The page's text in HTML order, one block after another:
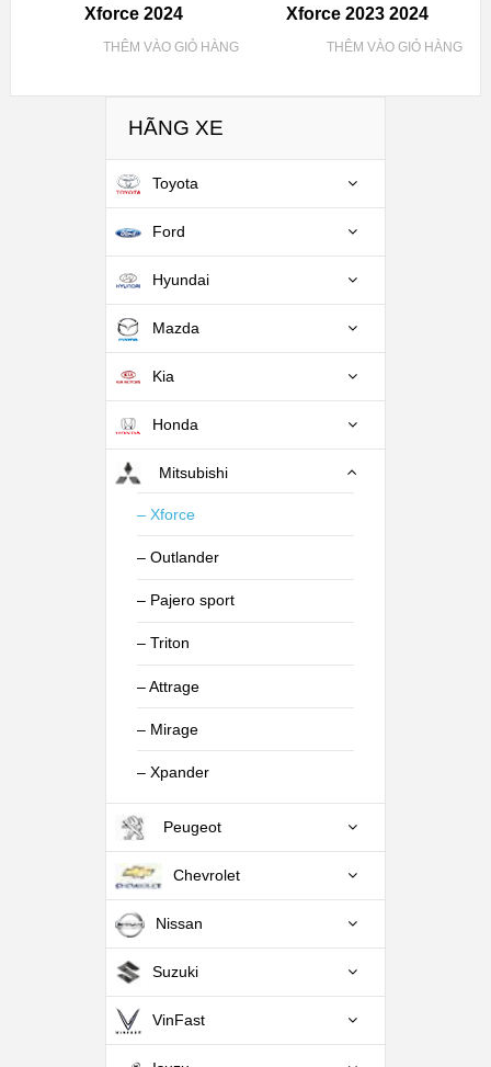
Xforce 2024
THÊM VÀO GIỎ HÀNG
Xforce 2023 2024
THÊM VÀO GIỎ HÀNG
HÃNG XE
Toyota
Ford
Hyundai
Mazda
Kia
Honda
Mitsubishi
– Xforce
– Outlander
– Pajero sport
– Triton
– Attrage
– Mirage
– Xpander
Peugeot
Chevrolet
Nissan
Suzuki
VinFast